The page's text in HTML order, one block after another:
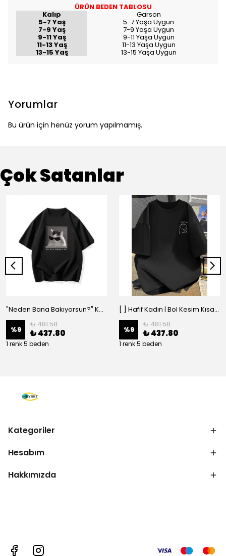
ÜRÜN BEDEN TABLOSU
Kalıp Garson
5-7 Yaş 5-7 Yaşa Uygun
7-9 Yaş 7-9 Yaşa Uygun
9-11 Yaş 9-11 Yaşa Uygun
11-13 Yaş 11-13 Yaşa Uygun
13-15 Yaş 13-15 Yaşa Uygun
Yorumlar
Bu ürün için henüz yorum yapılmamış.
Çok Satanlar
"Neden Bana Bakıyorsun?" Komik Kedi Grafik Tişört - Dijital Baskılı Siyah Bol - Siyah
%9
₺ 481.58
₺ 437.80
1 renk 5 beden
[ ] Hafif Kadın | Bol Kesim Kısa Kollu Yuvarlak Yaka Eğlenceli Karikatür Ayı ve - Siyah
%9
₺ 481.58
₺ 437.80
1 renk 5 beden
Kategoriler
Hesabım
Hakkımızda